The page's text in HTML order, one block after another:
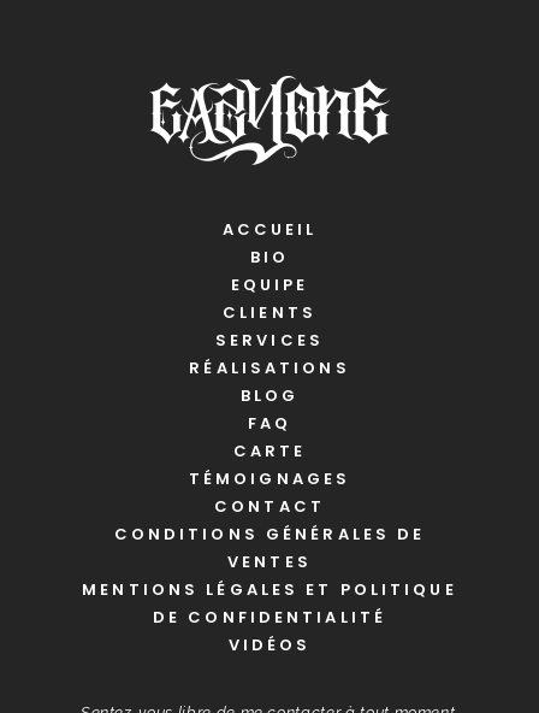
ACCUEIL
BIO
EQUIPE
CLIENTS
SERVICES
RÉALISATIONS
BLOG
FAQ
CARTE
TÉMOIGNAGES
CONTACT
CONDITIONS GÉNÉRALES DE
VENTES
MENTIONS LÉGALES ET POLITIQUE
DE CONFIDENTIALITÉ
VIDÉOS